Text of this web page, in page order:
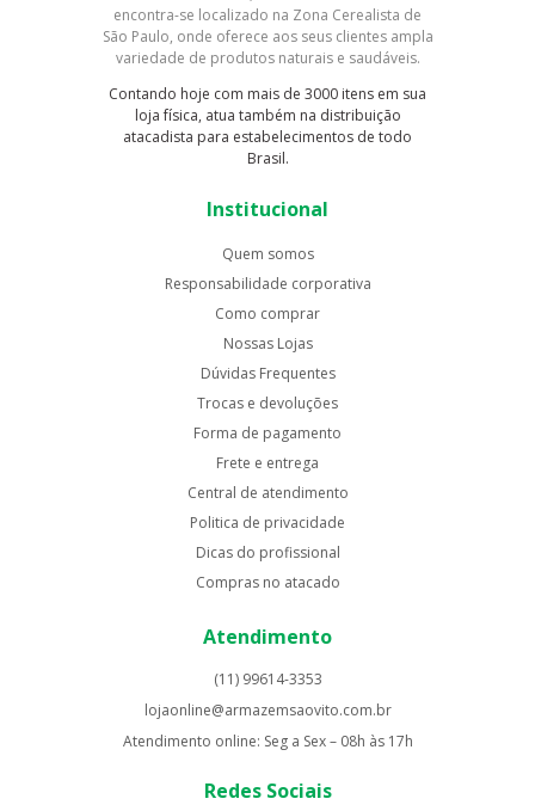
encontra-se localizado na Zona Cerealista de
São Paulo, onde oferece aos seus clientes ampla
variedade de produtos naturais e saudáveis.
Contando hoje com mais de 3000 itens em sua
loja física, atua também na distribuição
atacadista para estabelecimentos de todo
Brasil.
Institucional
Quem somos
Responsabilidade corporativa
Como comprar
Nossas Lojas
Dúvidas Frequentes
Trocas e devoluções
Forma de pagamento
Frete e entrega
Central de atendimento
Politica de privacidade
Dicas do profissional
Compras no atacado
Atendimento
(11) 99614-3353
lojaonline@armazemsaovito.com.br
Atendimento online: Seg a Sex – 08h às 17h
Redes Sociais